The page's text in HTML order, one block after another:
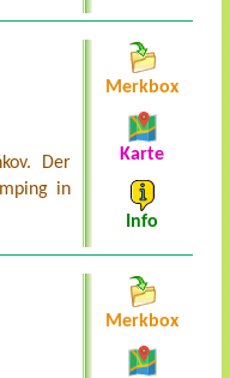
Der
in
Merkbox
Karte
Info
Merkbox